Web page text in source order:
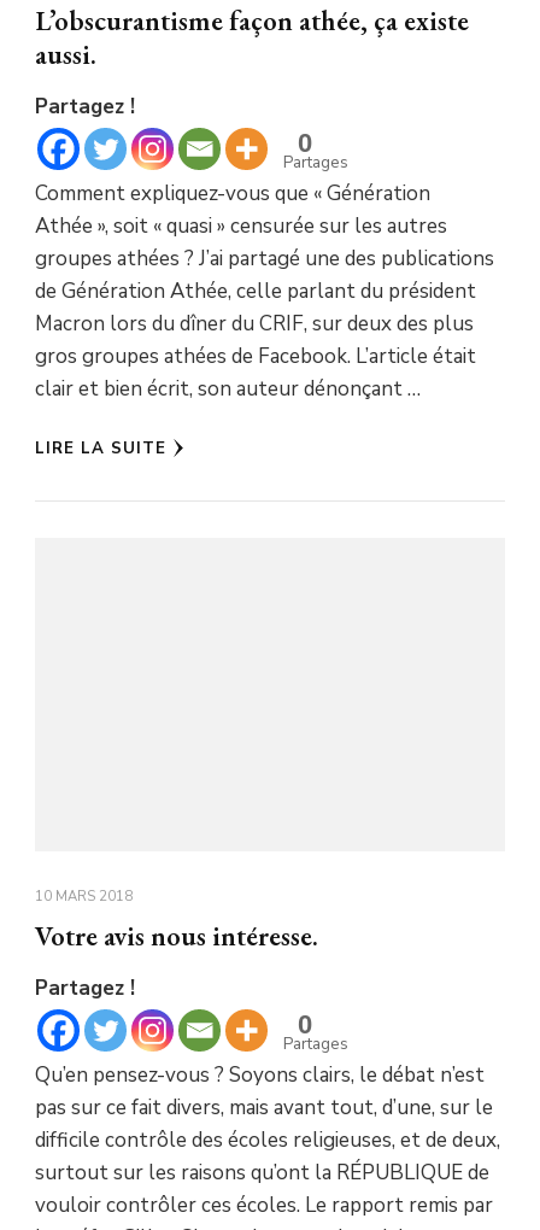
L’obscurantisme façon athée, ça existe
aussi.
Partagez !
0
Partages
Comment expliquez-vous que « Génération
Athée », soit « quasi » censurée sur les autres
groupes athées ? J’ai partagé une des publications
de Génération Athée, celle parlant du président
Macron lors du dîner du CRIF, sur deux des plus
gros groupes athées de Facebook. L’article était
clair et bien écrit, son auteur dénonçant …
LIRE LA SUITE
10 MARS 2018
Votre avis nous intéresse.
Partagez !
0
Partages
Qu’en pensez-vous ? Soyons clairs, le débat n’est
pas sur ce fait divers, mais avant tout, d’une, sur le
difficile contrôle des écoles religieuses, et de deux,
surtout sur les raisons qu’ont la RÉPUBLIQUE de
vouloir contrôler ces écoles. Le rapport remis par